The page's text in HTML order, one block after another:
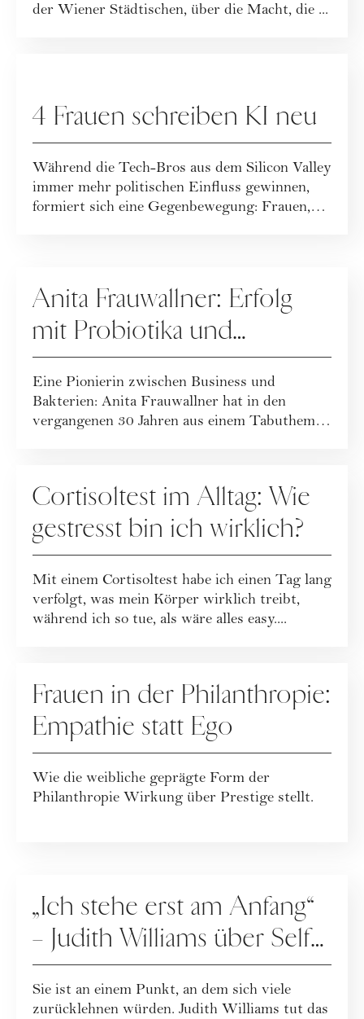
der Wiener Städtischen, über die Macht, die ...
4 Frauen schreiben KI neu
Während die Tech-Bros aus dem Silicon Valley
immer mehr politischen Einfluss gewinnen,
formiert sich eine Gegenbewegung: Frauen,
Anita Frauwallner: Erfolg
mit Probiotika und
Darmgesundheit
Eine Pionierin zwischen Business und
Bakterien: Anita Frauwallner hat in den
vergangenen 30 Jahren aus einem Tabuthema
Cortisoltest im Alltag: Wie
gestresst bin ich wirklich?
Mit einem Cortisoltest habe ich einen Tag lang
verfolgt, was mein Körper wirklich treibt,
während ich so tue, als wäre alles easy....
Frauen in der Philanthropie:
Empathie statt Ego
Wie die weibliche geprägte Form der
Philanthropie Wirkung über Prestige stellt.
„Ich stehe erst am Anfang“
– Judith Williams über Self-
Leadership & Growth
Mindset
Sie ist an einem Punkt, an dem sich viele
zurücklehnen würden. Judith Williams tut das